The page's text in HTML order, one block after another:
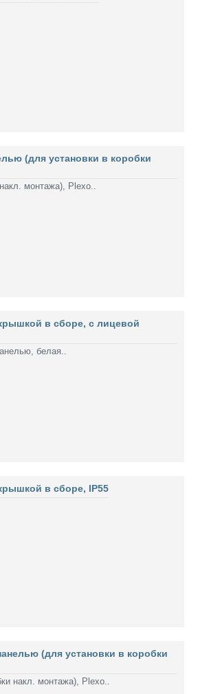
(для установки в коробки
монтажа), Plexo..
в сборе, с лицевой
белая..
в сборе, IP55
(для установки в коробки
накл. монтажа), Plexo..